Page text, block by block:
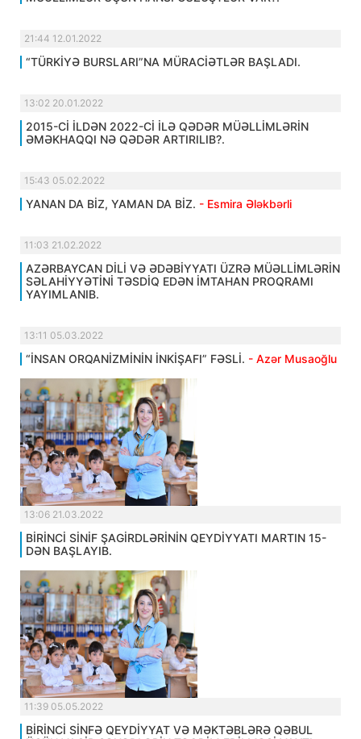
21:44 12.01.2022
“TÜRKİYƏ BURSLARI”NA MÜRACİƏTLƏR BAŞLADI.
13:02 20.01.2022
2015-Cİ İLDƏN 2022-Cİ İLƏ QƏDƏR MÜƏLLİMLƏRİN
ƏMƏKHAQQI NƏ QƏDƏR ARTIRILIB?.
15:43 05.02.2022
YANAN DA BİZ, YAMAN DA BİZ. - Esmira Ələkbərli
11:03 21.02.2022
AZƏRBAYCAN DİLİ VƏ ƏDƏBİYYATI ÜZRƏ MÜƏLLİMLƏRİN
SƏLAHİYYƏTİNİ TƏSDİQ EDƏN İMTAHAN PROQRAMI
YAYIMLANIB.
13:11 05.03.2022
“İNSAN ORQANİZMİNİN İNKİŞAFI” FƏSLİ. - Azər Musaoğlu
13:06 21.03.2022
BİRİNCİ SİNİF ŞAGİRDLƏRİNİN QEYDİYYATI MARTIN 15-
DƏN BAŞLAYIB.
11:39 05.05.2022
BİRİNCİ SİNFƏ QEYDİYYAT VƏ MƏKTƏBLƏRƏ QƏBUL